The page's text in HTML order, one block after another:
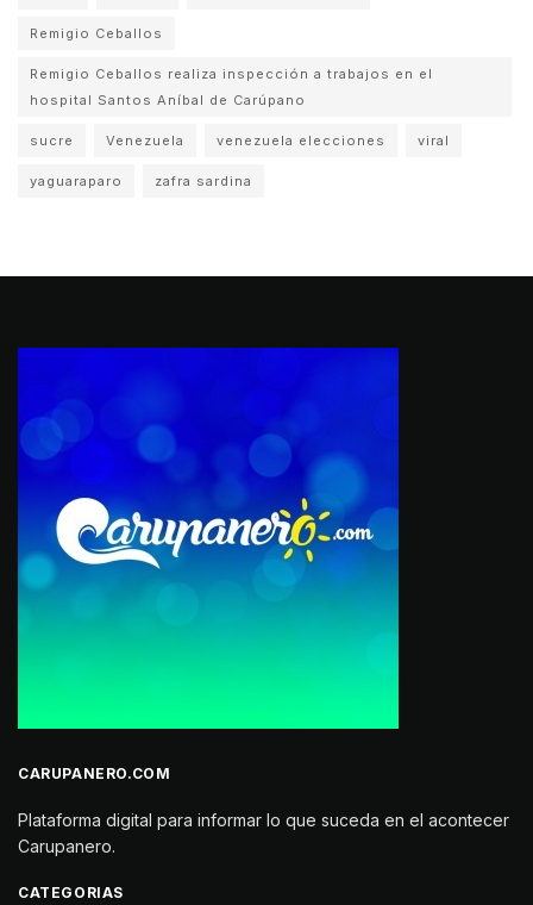
Remigio Ceballos
Remigio Ceballos realiza inspección a trabajos en el
hospital Santos Aníbal de Carúpano
sucre Venezuela venezuela elecciones viral
yaguaraparo zafra sardina
CARUPANERO.COM
Plataforma digital para informar lo que suceda en el acontecer
Carupanero.
CATEGORIAS